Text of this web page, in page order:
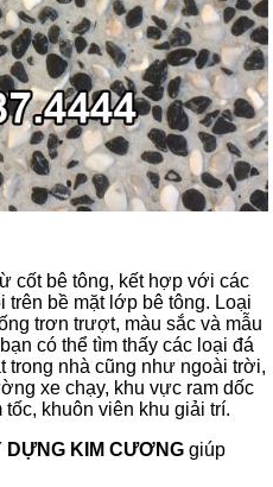
cốt bê tông, kết hợp với các
trên bề mặt lớp bê tông. Loại
trơn trượt, màu sắc và mẫu
có thể tìm thấy các loại đá
trong nhà cũng như ngoài trời,
xe chạy, khu vực ram dốc
khuôn viên khu giải trí.
DỰNG KIM CƯƠNGgiúp